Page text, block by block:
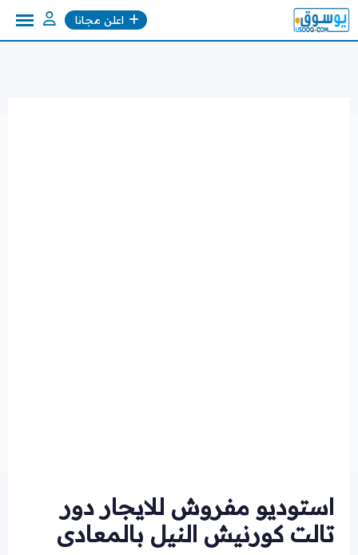
Skip
to
اعلن مجانا
استوديو مفروش للايجار دور
تالت كورنيش النيل بالمعادى